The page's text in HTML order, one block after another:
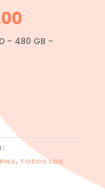
– 480 GB –
, TODOS LOS